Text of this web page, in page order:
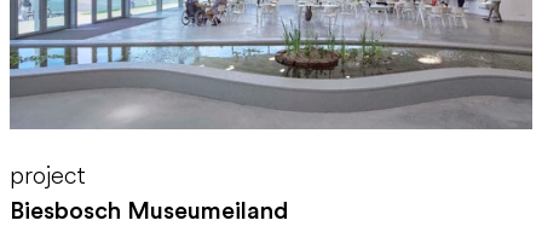
project
Biesbosch Museumeiland